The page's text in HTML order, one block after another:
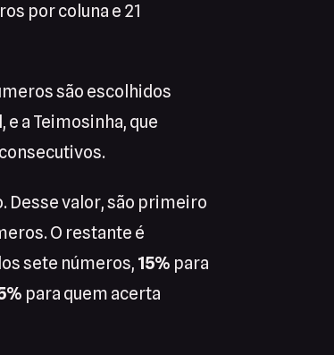
por coluna e 21
são escolhidos
a Teimosinha, que
Desse valor, são primeiro
O restante é
sete números, 15% para
para quem acerta